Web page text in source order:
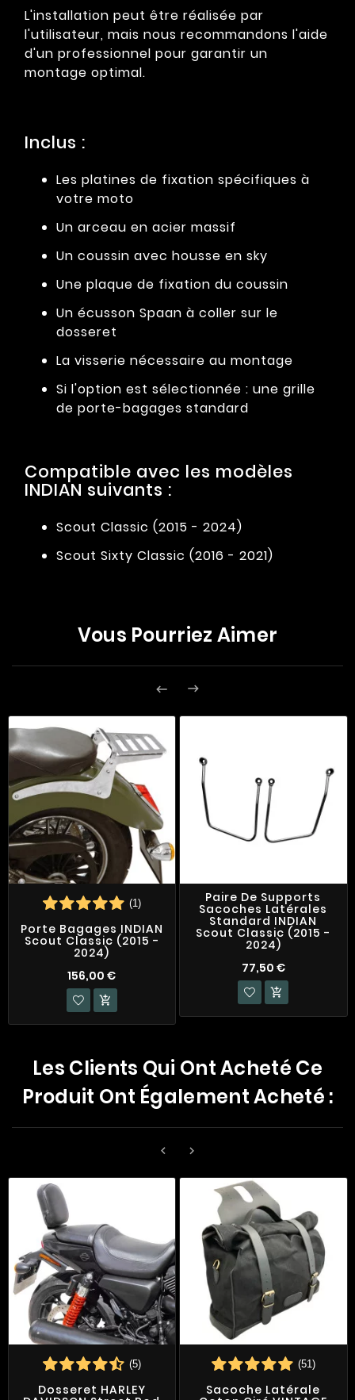
L'installation peut être réalisée par
l'utilisateur, mais nous recommandons l'aide
d'un professionnel pour garantir un
montage optimal.
Inclus :
Les platines de fixation spécifiques à
votre moto
Un arceau en acier massif
Un coussin avec housse en sky
Une plaque de fixation du coussin
Un écusson Spaan à coller sur le
dosseret
La visserie nécessaire au montage
Si l'option est sélectionnée : une grille
de porte-bagages standard
Compatible avec les modèles
INDIAN suivants :
Scout Classic (2015 - 2024)
Scout Sixty Classic (2016 - 2021)
Vous Pourriez Aimer
 
(1)
Porte Bagages INDIAN
Scout Classic (2015 -
2024)
156,00 €

Paire De Supports
Sacoches Latérales
Standard INDIAN
Scout Classic (2015 -
2024)
77,50 €

Les Clients Qui Ont Acheté Ce
Produit Ont Également Acheté :
 
(5)
Dosseret HARLEY
(51)
Sacoche Latérale